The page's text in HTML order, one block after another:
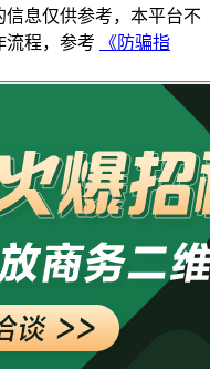
息仅供参考，本平台不
流程，参考
《防骗指